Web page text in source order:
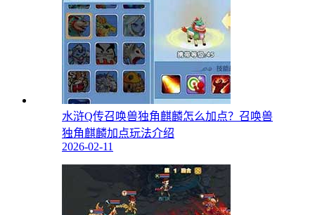
水浒Q传召唤兽独角麒麟怎么加点？召唤兽
独角麒麟加点玩法介绍
2026-02-11